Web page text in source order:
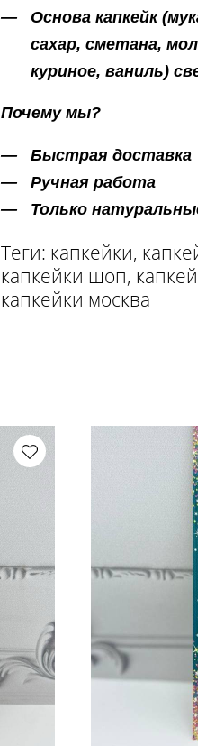
Основа капкейк
сахар, сметана,
куриное, ваниль)
Почему мы?
Быстрая доставка
Ручная работа
Только
Теги: капкейки,
капкейки шоп,
капкейки москва